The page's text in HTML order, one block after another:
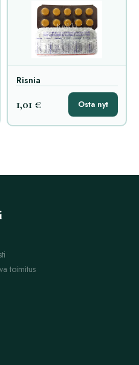
Risnia
1,01 € Osta nyt
toimitus